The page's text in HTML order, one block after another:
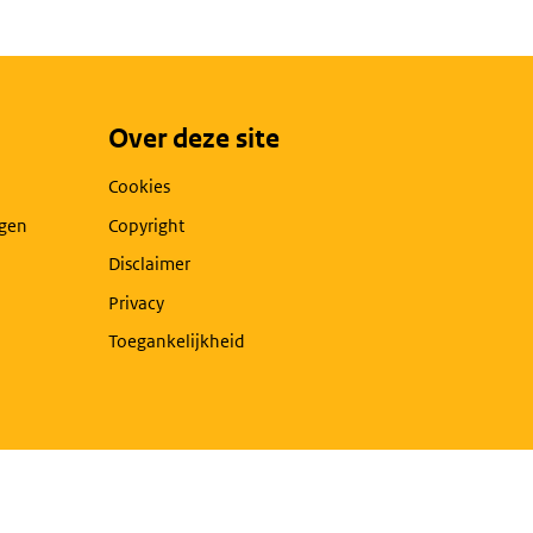
Over deze site
Cookies
Copyright
Disclaimer
Privacy
Toegankelijkheid